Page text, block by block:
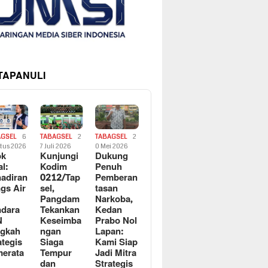
6
2026
Air
TABAGSEL
2
7 Juli 2026
Kunjungi
Kodim
0212/Tap
sel,
Pangdam
Tekankan
Keseimba
ngan
Siaga
Tempur
dan
TABAGSEL
2
0 Mei 2026
Dukung
Penuh
Pemberan
tasan
Narkoba,
Kedan
Prabo Nol
Lapan:
Kami Siap
Jadi Mitra
Strategis